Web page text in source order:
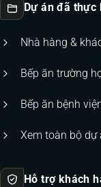
Dự án đã thực
Nhà hàng &
Bếp ăn trường
Bếp ăn bệnh
Xem toàn bộ dự
Hỗ trợ khách